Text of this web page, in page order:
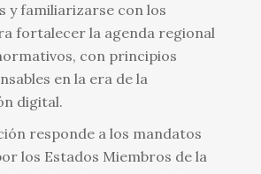
y familiarizarse con los
fortalecer la agenda regional
con principios
en la era de la
digital.
responde a los mandatos
los Estados Miembros de la